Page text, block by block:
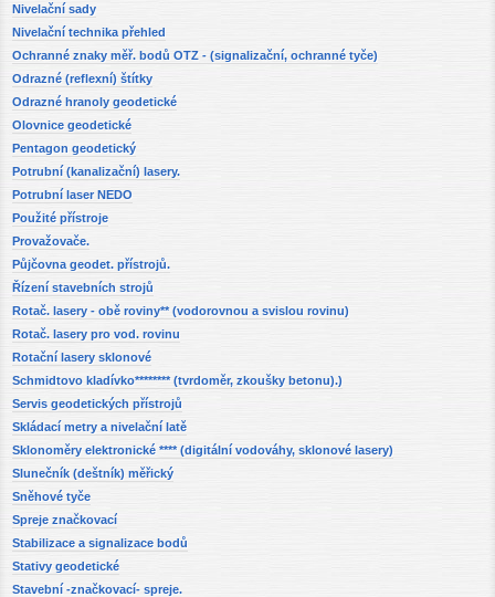
Nivelační sady
Nivelační technika přehled
Ochranné znaky měř. bodů OTZ - (signalizační, ochranné tyče)
Odrazné (reflexní) štítky
Odrazné hranoly geodetické
Olovnice geodetické
Pentagon geodetický
Potrubní (kanalizační) lasery.
Potrubní laser NEDO
Použité přístroje
Provažovače.
Půjčovna geodet. přístrojů.
Řízení stavebních strojů
Rotač. lasery - obě roviny** (vodorovnou a svislou rovinu)
Rotač. lasery pro vod. rovinu
Rotační lasery sklonové
Schmidtovo kladívko******** (tvrdoměr, zkoušky betonu).)
Servis geodetických přístrojů
Skládací metry a nivelační latě
Sklonoměry elektronické **** (digitální vodováhy, sklonové lasery)
Slunečník (deštník) měřický
Sněhové tyče
Spreje značkovací
Stabilizace a signalizace bodů
Stativy geodetické
Stavební -značkovací- spreje.